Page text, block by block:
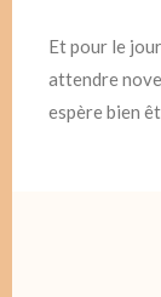
Et pour le
attendre
espère bien